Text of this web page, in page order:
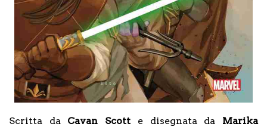
Scritta da Cavan Scott e disegnata da Marika